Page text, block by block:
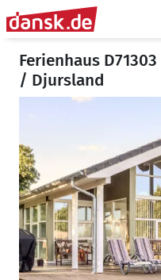
Ferienhaus
/ Djursland